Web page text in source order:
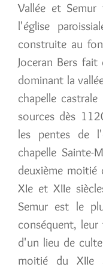
Vallée et
l'église
construite au
Joceran Bers
dominant la
chapelle
sources dès
les pentes de
chapelle Sainte-
deuxième moitié
XIe et XIIe
Semur est le
conséquent,
d'un lieu de
moitié du XIIe